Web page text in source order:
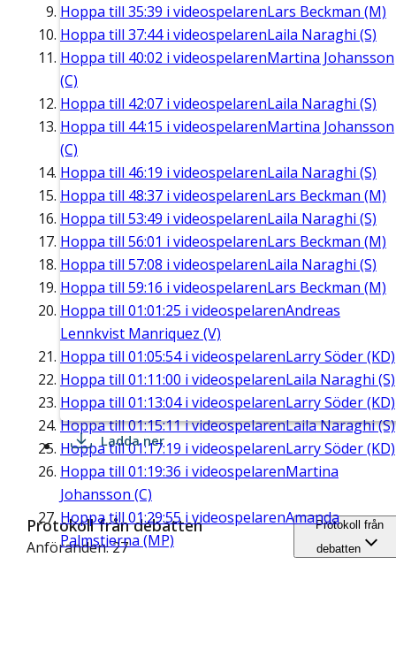
Hoppa till 35:39 i videospelarenLars Beckman (M)
Hoppa till 37:44i videospelarenLaila Naraghi (S)
Hoppa till 40:02 i videospelarenMartina Johansson
(C)
Hoppa till 42:07 i videospelarenLaila Naraghi (S)
Hoppa till 44:15 i videospelarenMartina Johansson
(C)
Hoppa till 46:19 i videospelarenLaila Naraghi (S)
Hoppa till 48:37 i videospelarenLars Beckman (M)
Hoppa till 53:49 i videospelarenLaila Naraghi (S)
Hoppa till 56:01 i videospelarenLars Beckman (M)
Hoppa till 57:08 i videospelarenLaila Naraghi (S)
Hoppa till 59:16 i videospelarenLars Beckman (M)
Hoppa till 01:01:25 i videospelarenAndreas
Lennkvist Manriquez (V)
Hoppa till 01:05:54i videospelarenLarry Söder (KD)
Hoppa till 01:11:00 i videospelarenLaila Naraghi (S)
Hoppa till 01:13:04i videospelarenLarry Söder (KD)
Hoppa till01:15:11i videospelarenLaila Naraghi (S)
Hoppa till01:17:19 i videospelarenLarry Söder (KD)
Hoppa till 01:19:36 i videospelarenMartina
Johansson (C)
Hoppa till 01:29:55 i videospelarenAmanda
Palmstierna (MP)
Ladda ner
Protokoll från debatten
Anföranden: 27
Protokoll från
debatten